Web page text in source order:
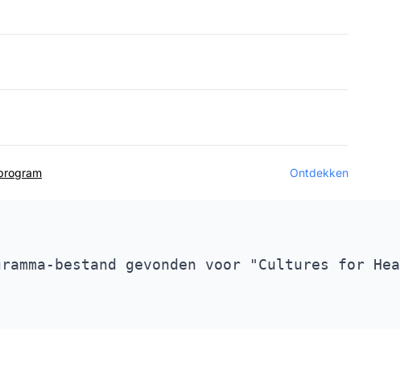
Ontdekken